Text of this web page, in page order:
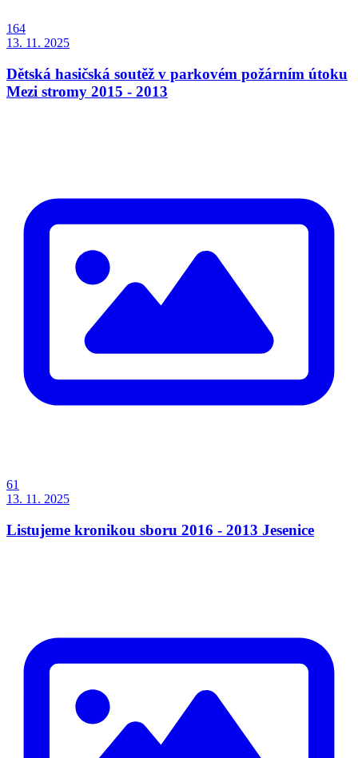
164
13. 11. 2025
Dětská hasičská soutěž v parkovém požárním útoku
Mezi stromy 2015 - 2013
61
13. 11. 2025
Listujeme kronikou sboru 2016 - 2013 Jesenice